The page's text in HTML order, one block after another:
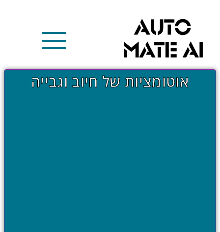
אוטומציות של חיוב וגבייה